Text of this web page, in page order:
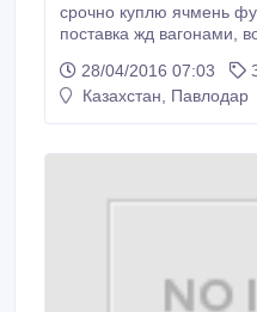
срочно куплю ячмень
поставка жд вагонами, возможен самовывоз
28/04/2016 07:03
Казахстан, Павлодар